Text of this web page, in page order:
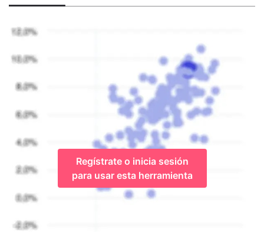
Regístrate o inicia sesión
para usar esta herramienta